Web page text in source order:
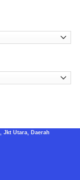
Jkt Utara, Daerah